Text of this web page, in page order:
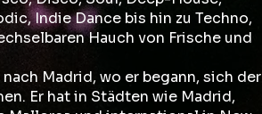
Indie Dance bis hin zu Techno,
Hauch von Frische und
Madrid, wo er begann, sich der
Er hat in Städten wie Madrid,